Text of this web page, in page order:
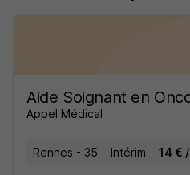
Aide Soignant en
Appel Médical
Rennes - 35 Intérim 14 €